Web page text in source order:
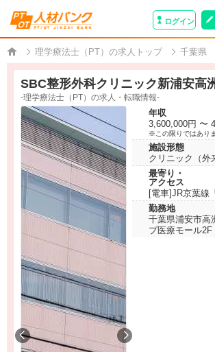
ログイン
理学療法士（PT）の求人トップ 千葉県
SBC整形外科クリニック新浦安高
-理学療法士（PT）の求人・転職情報-
年収
3,600,000円 〜
※この限りではありま
施設形態
クリニック（外
最寄り・
アクセス
[電車]JR京葉線
徒歩19分
[バス]新浦安駅
より10系統また
天堂大学入口」
勤務地
千葉県浦安市高
プ医療モール2F